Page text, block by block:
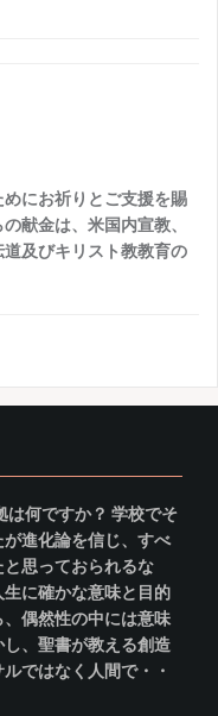
にお祈りとご支援を賜
献金は、米国内宣教、
及びキリスト教教育の
は何ですか？ 学校でそ
進化論を信じ、すべ
思っておられるな
に確かな意味と目的
偶然性の中には意味
、聖書が教える創造
ではなく人間で・・